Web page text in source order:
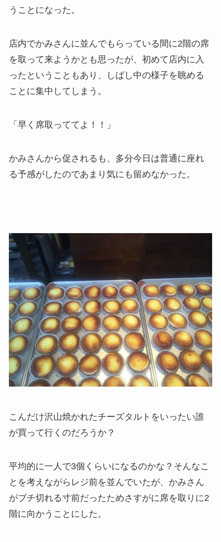
うことになった。
店内でかみさんに並んでもらっている間に2階の席
を取って来ようかとも思ったが、初めて店内に入
ったということもあり、しばし中の様子を眺める
ことに集中してしまう。
「早く席取っててよ！！」
かみさんから促されるも、多分今日は普通に座れ
る予感がしたのであまり気にも留めなかった。
こんだけ沢山焼かれたチーズタルトをいったい誰
が買って行くのだろうか？
平均的に一人で3個くらいになるのかな？そんなこ
とを考えながらレジ前を並んでいたが、かみさん
がブチ切れる寸前だったためさすがに席を取りに2
階に向かうことにした。